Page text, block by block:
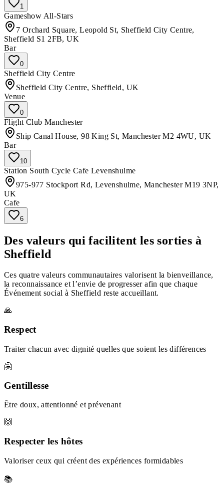
1
Gameshow All-Stars
7 Orchard Square, Leopold St, Sheffield City Centre,
Sheffield S1 2FB, UK
Bar
0
Sheffield City Centre
Sheffield City Centre, Sheffield, UK
Venue
0
Flight Club Manchester
Ship Canal House, 98 King St, Manchester M2 4WU, UK
Bar
10
Station South Cycle Cafe Levenshulme
975-977 Stockport Rd, Levenshulme, Manchester M19 3NP,
UK
Cafe
6
Des valeurs qui facilitent les sorties à
Sheffield
Ces quatre valeurs communautaires valorisent la bienveillance,
la reconnaissance et l’envie de progresser afin que chaque
Événement social à Sheffield reste accueillant.
🙏
Respect
Traiter chacun avec dignité quelles que soient les différences
🤗
Gentillesse
Être doux, attentionné et prévenant
🙌
Respecter les hôtes
Valoriser ceux qui créent des expériences formidables
📚